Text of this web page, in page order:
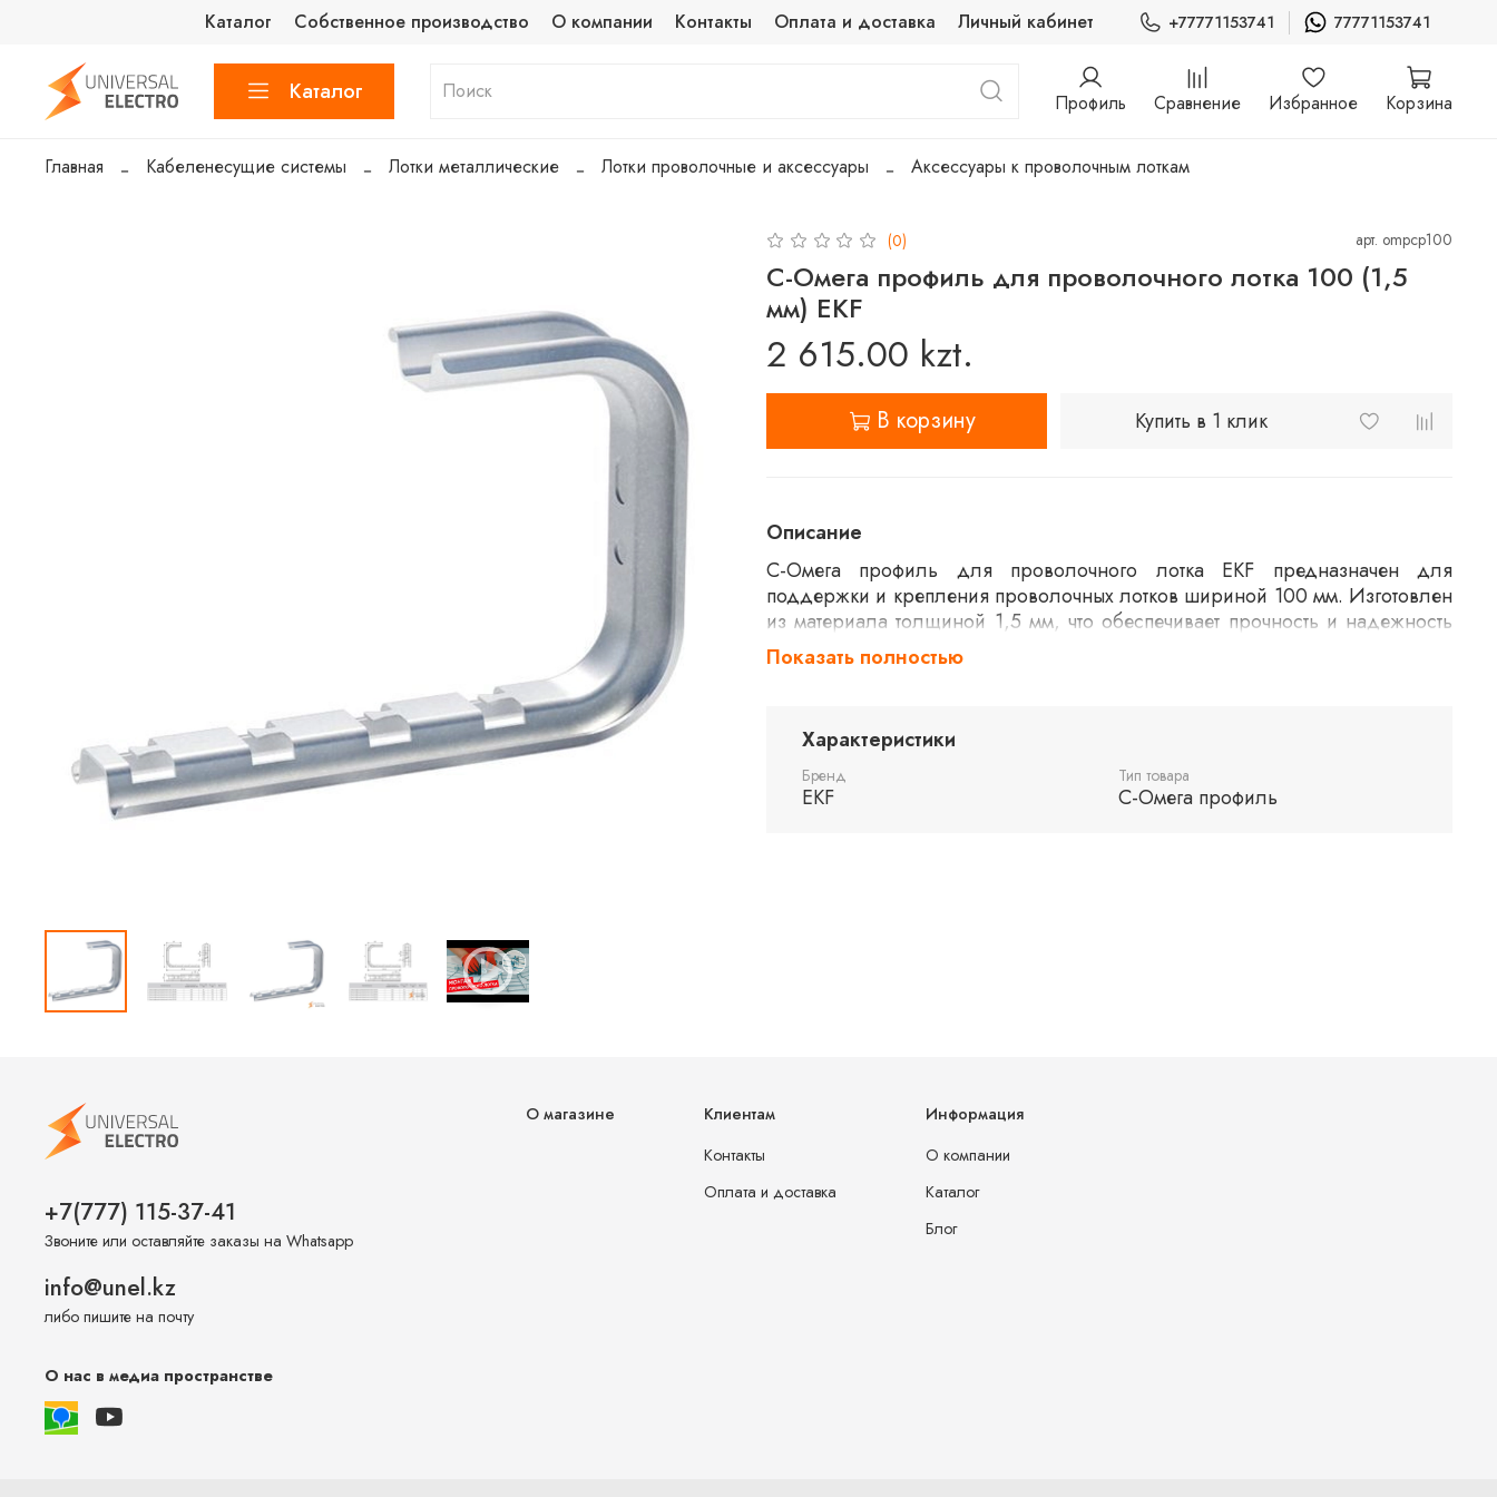
Каталог Собственное производство О компании Контакты Оплата и доставка Личный кабинет +77771153741 77771153741
Каталог Профиль Сравнение Избранное Корзина
Главная Кабеленесущие системы Лотки металлические Лотки проволочные и аксессуары Аксессуары к проволочным лоткам
(0) арт. ompcp100
С-Омега профиль для проволочного лотка 100 (1,5
мм) EKF
2 615.00 kzt.
В корзину Купить в 1 клик
Описание
С-Омега профиль для проволочного лотка EKF предназначен для
поддержки и крепления проволочных лотков шириной 100 мм. Изготовлен
из материала толщиной 1,5 мм, что обеспечивает прочность и надежность
конструкции. Используется в системах кабельных трасс для упрощения
монтажа и повышения устойчивости к нагрузкам. Подходит для установки в
Показать полностью
Характеристики
Бренд
EKF
Тип товара
С-Омега профиль
О магазине
Клиентам
Контакты
Оплата и доставка
Информация
О компании
Каталог
Блог
+7(777) 115-37-41
Звоните или оставляйте заказы на Whatsapp
info@unel.kz
либо пишите на почту
О нас в медиа пространстве